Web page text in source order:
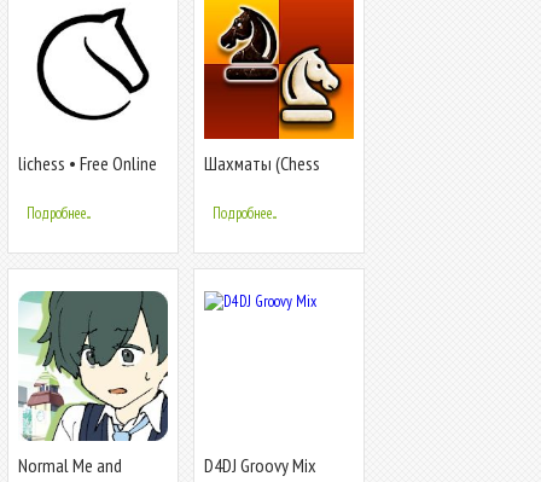
lichess • Free Online
Подробнее...
Шахматы (Chess
Подробнее...
Normal Me and
D4DJ Groovy Mix